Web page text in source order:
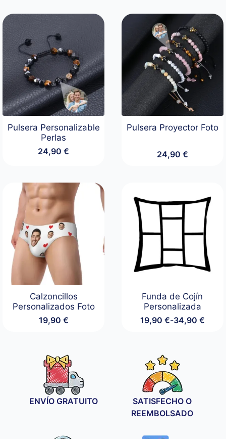
Pulsera Personalizable
Perlas
24,90€
Pulsera Proyector Foto
24,90 €
Calzoncillos
Personalizados Foto
19,90 €
Funda de Cojín
Personalizada
19,90 €-34,90 €
Rango
19,90 €
hasta
34,90 €
ENVÍO GRATUITO
SATISFECHO O
REEMBOLSADO